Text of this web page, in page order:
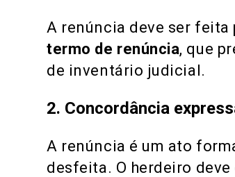
A renúncia deve ser
termo de renúncia, que
de inventário judicial.
2. Concordância
A renúncia é um ato
desfeita. O herdeiro